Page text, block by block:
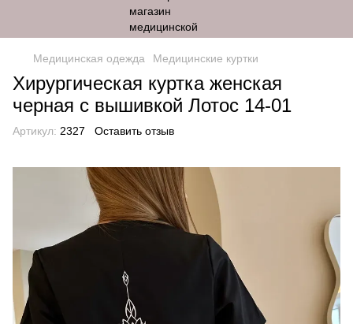
Медицинская одежда Медицинские куртки
Хирургическая куртка женская
черная с вышивкой Лотос 14-01
Артикул: 2327 Оставить отзыв